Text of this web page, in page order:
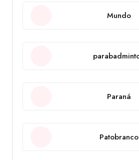
Mundo
Paraná
Patobranco